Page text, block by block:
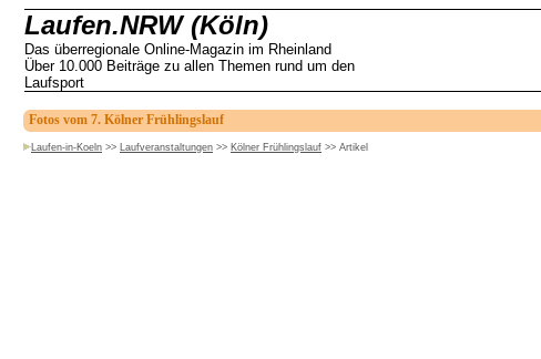
Laufen.NRW (Köln)
Das überregionale Online-Magazin im Rheinland
Über 10.000 Beiträge zu allen Themen rund um den
Laufsport
Fotos vom 7. Kölner Frühlingslauf
Laufen-in-Koeln >> Laufveranstaltungen >> Kölner Frühlingslauf >> Artikel